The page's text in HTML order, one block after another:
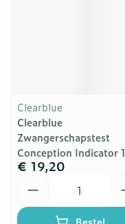
Clearblue
Clearblue
Zwangerschapstest
Conception Indicator 1
€ 19,20